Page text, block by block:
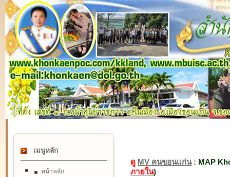
เมนูหลัก
หน้าหลัก
ดู MV คนขอนแก่น: MAP
ภายใน)